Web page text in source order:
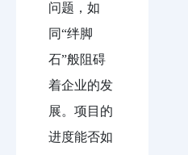
问题，如
同“绊脚
石”般阻碍
着企业的发
展。项目的
进度能否如